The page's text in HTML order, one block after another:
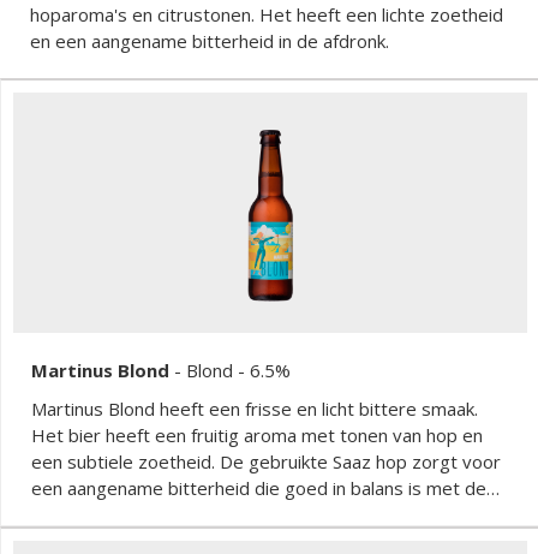
hoparoma's en citrustonen. Het heeft een lichte zoetheid
en een aangename bitterheid in de afdronk.
Martinus Blond - Blond - 6.5%
Martinus Blond heeft een frisse en licht bittere smaak.
Het bier heeft een fruitig aroma met tonen van hop en
een subtiele zoetheid. De gebruikte Saaz hop zorgt voor
een aangename bitterheid die goed in balans is met de